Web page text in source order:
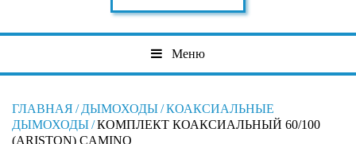
Меню
ГЛАВНАЯ / ДЫМОХОДЫ/КОАКСИАЛЬНЫЕ
ДЫМОХОДЫ/КОМПЛЕКТ КОАКСИАЛЬНЫЙ 60/100
(ARISTON) CAMINO